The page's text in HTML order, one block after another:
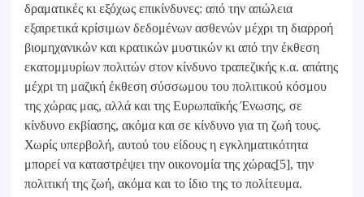
δραματικές κι εξόχως επικίνδυνες: από την απώλεια
εξαιρετικά κρίσιμων δεδομένων ασθενών μέχρι τη διαρροή
βιομηχανικών και κρατικών μυστικών κι από την έκθεση
εκατομμυρίων πολιτών στον κίνδυνο τραπεζικής κ.α. απάτης
μέχρι τη μαζική έκθεση σύσσωμου του πολιτικού κόσμου
της χώρας μας, αλλά και της Ευρωπαϊκής Ένωσης, σε
κίνδυνο εκβίασης, ακόμα και σε κίνδυνο για τη ζωή τους.
Χωρίς υπερβολή, αυτού του είδους η εγκληματικότητα
μπορεί να καταστρέψει την οικονομία της χώρας[5], την
πολιτική της ζωή, ακόμα και το ίδιο της το πολίτευμα.